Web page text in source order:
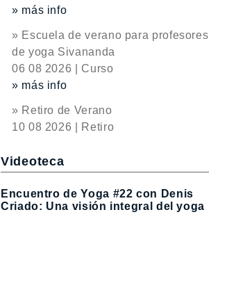
» más info
» Escuela de verano para profesores
de yoga Sivananda
06 08 2026 | Curso
» más info
» Retiro de Verano
10 08 2026 | Retiro
Videoteca
Encuentro de Yoga #22 con Denis
Criado: Una visión integral del yoga